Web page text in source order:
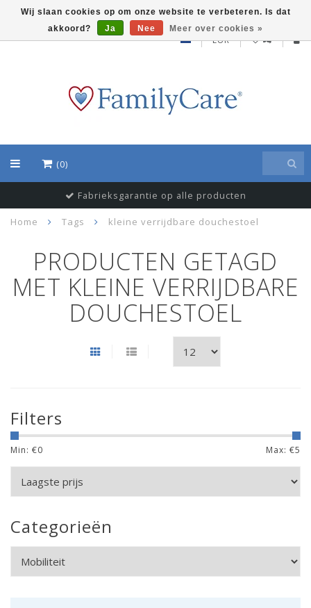
EUR
(0)
Fabrieksgarantie op alle producten
Home Tags kleine verrijdbare douchestoel
PRODUCTEN GETAGD
MET KLEINE VERRIJDBARE
DOUCHESTOEL
Filters
Min: €0 Max: €5
Categorieën
Wij slaan cookies op om onze website te verbeteren. Is dat
akkoord?
Ja Nee Meer over cookies »